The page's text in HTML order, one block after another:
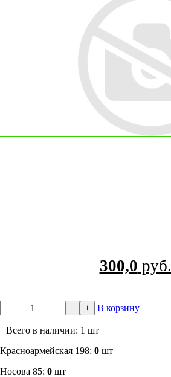
300,0 руб.
– + В корзину
Всего в наличии: 1 шт
​Красноармейская 198: 0 шт
Носова 85: 0 шт